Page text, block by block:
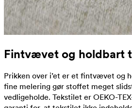
Fintvævet og holdbart
Prikken over i’et er et fintvævet og
fine melering gør stoffet meget
vedligeholde. Tekstilet er OEKO-